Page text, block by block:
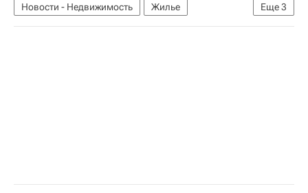
Еще3
Новости - Недвижимость
Жилье
Аварийные дома
Фонд ЖКХ Россия